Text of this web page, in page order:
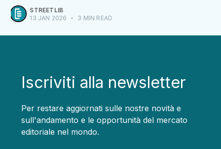
STREETLIB
13 JAN 2026
• 3 MIN READ
Iscriviti alla newsletter
Per restare aggiornati sulle nostre novità e
sull'andamento e le opportunità del mercato
editoriale nel mondo.